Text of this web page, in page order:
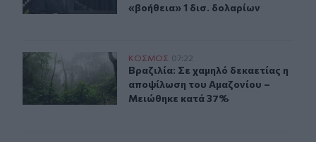
«βοήθεια» 1 δισ. δολαρίων
Βραζιλία: Σε χαμηλό δεκαετίας η αποψίλωση του
ΚΟΣΜΟΣ 07:22
Βραζιλία: Σε χαμηλό δεκαετίας η
Βραζιλία: Σε χαμηλό δεκαετίας η
αποψίλωση του Αμαζονίου –
Μειώθηκε κατά 37%